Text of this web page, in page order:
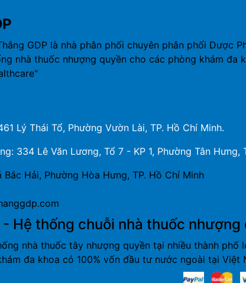
GDP là nhà phân phối chuyên phân phối Dược
nhà thuốc nhượng quyền cho các phòng khám
Lý Thái Tổ, Phường Vườn Lài, TP. Hồ Chí Minh.
334 Lê Văn Lương, Tổ 7 - KP 1, Phường Tân Hưng,
Bắc Hải, Phường Hòa Hưng, TP. Hồ Chí Minh
- Hệ thống chuỗi nhà thuốc nhượng
nhà thuốc tây nhượng quyền tại nhiều thành
đa khoa có 100% vốn đầu tư nước ngoài tại Việt